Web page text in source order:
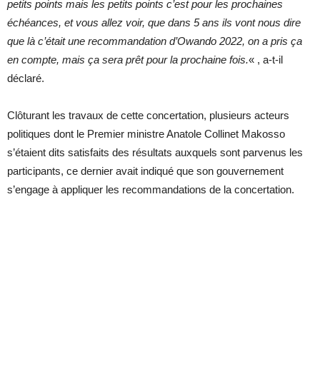
petits points mais les petits points c’est pour les prochaines
échéances, et vous allez voir, que dans 5 ans ils vont nous dire
que là c’était une recommandation d’Owando 2022, on a pris ça
en compte, mais ça sera prêt pour la prochaine fois.« , a-t-il
déclaré.
Clôturant les travaux de cette concertation, plusieurs acteurs
politiques dont le Premier ministre Anatole Collinet Makosso
s’étaient dits satisfaits des résultats auxquels sont parvenus les
participants, ce dernier avait indiqué que son gouvernement
s’engage à appliquer les recommandations de la concertation.